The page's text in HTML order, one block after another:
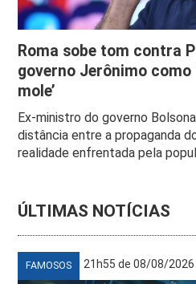
Roma sobe tom contra
governo Jerônimo
mole’
Ex-ministro do governo
distância entre a propaganda
realidade enfrentada pela
ÚLTIMAS NOTÍCIAS
FAMOSOS 21h55 de 08/08/2026